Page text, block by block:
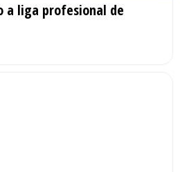
a liga profesional de